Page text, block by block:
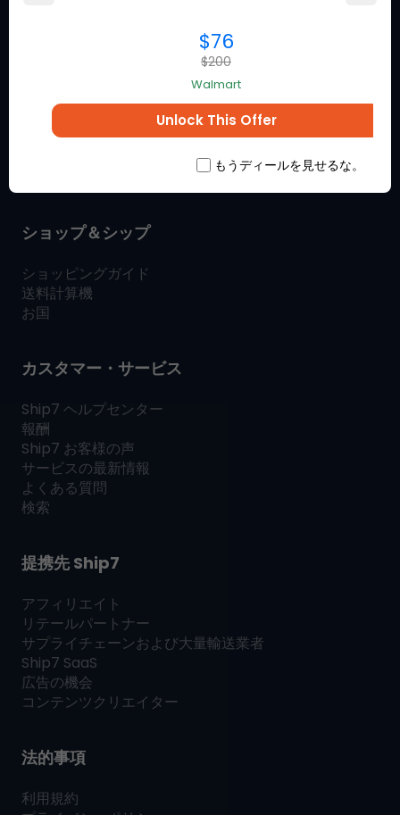
Ship7
方法
Ship7レビュー
ショップ＆シップ
ショッピングガイド
送料計算機
お国
カスタマー・サービス
Ship7 ヘルプセンター
報酬
Ship7 お客様の声
サービスの最新情報
よくある質問
検索
提携先 Ship7
アフィリエイト
リテールパートナー
サプライチェーンおよび大量輸送業者
Ship7 SaaS
広告の機会
コンテンツクリエイター
法的事項
利用規約
$76
$200
Walmart
Unlock This Offer
もうディールを見せるな。